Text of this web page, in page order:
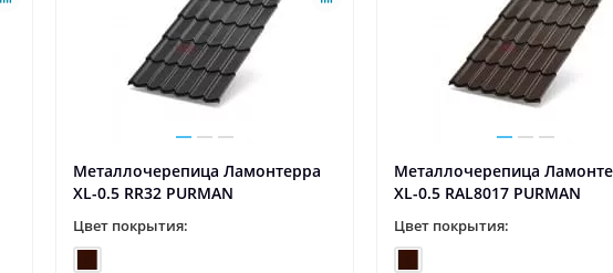
Металлочерепица Ламонтерра
XL-0.5 RR32 PURMAN
Цвет покрытия:
Металлочерепица
XL-0.5 RAL8017 PURMAN
Цвет покрытия: